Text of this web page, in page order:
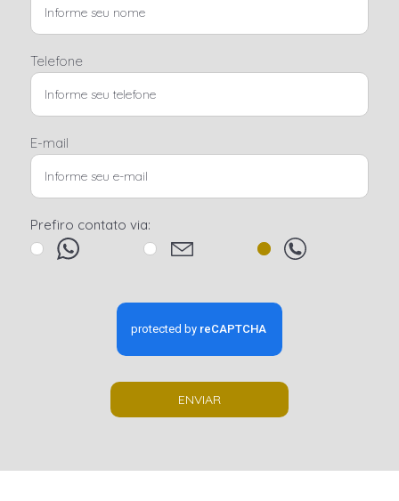
Telefone
E-mail
Prefiro contato via:
ENVIAR